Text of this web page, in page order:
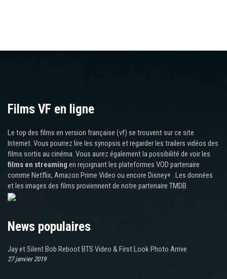
Films VF en ligne
Le top des films en version française (vf) se trouvent sur ce site
Internet. Vous pourrez lire les synopsis et regarder les trailers vidéos des
films sortis au cinéma. Vous aurez également la possibilité de voir les
films en streaming en rejoignant les plateformes VOD partenaire
comme Netflix, Amazon Prime Video ou encore Disney+ . Les données
et les images des films proviennent de notre partenaire TMDB.
News populaires
Jay et Silent Bob Reboot BTS Video & First Look Photo Arrive
27 janvier 2019